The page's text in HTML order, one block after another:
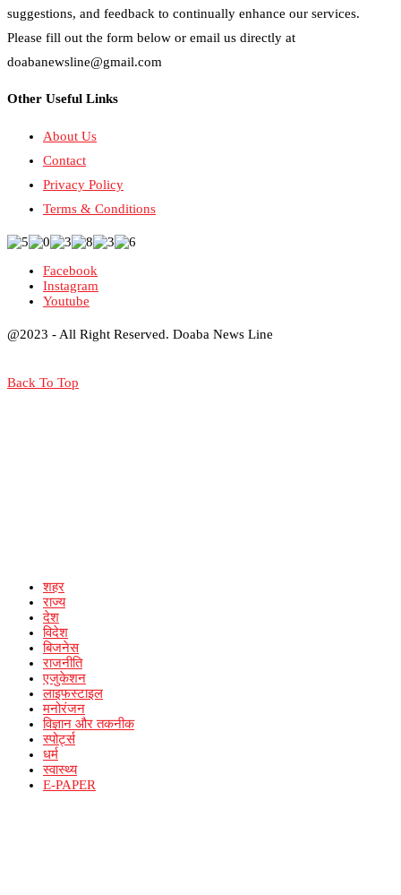
suggestions, and feedback to continually enhance our services.
Please fill out the form below or email us directly at
doabanewsline@gmail.com
Other Useful Links
About Us
Contact
Privacy Policy
Terms & Conditions
Facebook
Instagram
Youtube
@2023 - All Right Reserved. Doaba News Line
Back To Top
शहर
राज्य
देश
विदेश
बिजनेस
राजनीति
एजुकेशन
लाइफस्टाइल
मनोरंजन
विज्ञान और तकनीक
स्पोर्ट्स
धर्म
स्वास्थ्य
E-PAPER